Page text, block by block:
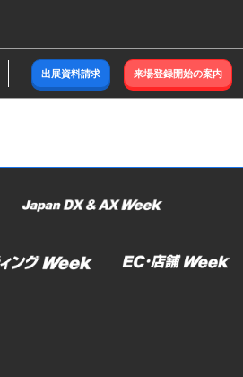
出展資料請求 来場登録開始の案内